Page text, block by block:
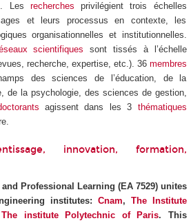
Les recherches privilégient trois échelles
et leurs processus en contexte, les
organisationnelles et institutionnelles.
scientifiques sont tissés à l’échelle
recherche, expertise, etc.). 36 membres
des sciences de l’éducation, de la
de la psychologie, des sciences de gestion,
agissent dans les 3 thématiques
innovation, formation,
Professional Learning (EA 7529) unites
institutes: Cnam, The Institute
The institute Polytechnic of Paris. This